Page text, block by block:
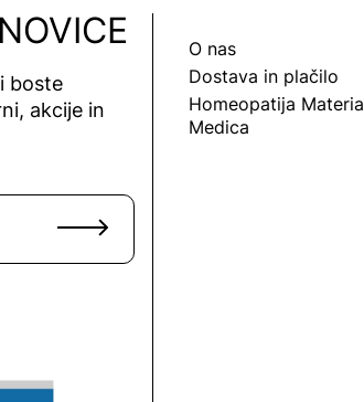
boste
akcije in
O nas
Dostava in plačilo
Homeopatija Materia
Medica